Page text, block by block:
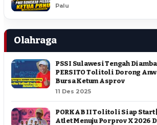
Palu
Olahraga
PSSI Sulawesi Tengah
PERSITO Tolitoli Dorong
Bursa Ketum Asprov
11 Des 2025
PORKAB II Tolitoli Siap Start
Atlet Menuju Porprov X 2026